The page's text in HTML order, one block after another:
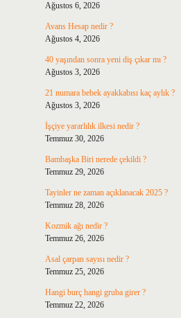
Ağustos 6, 2026
Avans Hesap nedir ?
Ağustos 4, 2026
40 yaşından sonra yeni diş çıkar mı ?
Ağustos 3, 2026
21 numara bebek ayakkabısı kaç aylık ?
Ağustos 3, 2026
İşçiye yararlılık ilkesi nedir ?
Temmuz 30, 2026
Bambaşka Biri nerede çekildi ?
Temmuz 29, 2026
Tayinler ne zaman açıklanacak 2025 ?
Temmuz 28, 2026
Kozmik ağı nedir ?
Temmuz 26, 2026
Asal çarpan sayısı nedir ?
Temmuz 25, 2026
Hangi burç hangi gruba girer ?
Temmuz 22, 2026